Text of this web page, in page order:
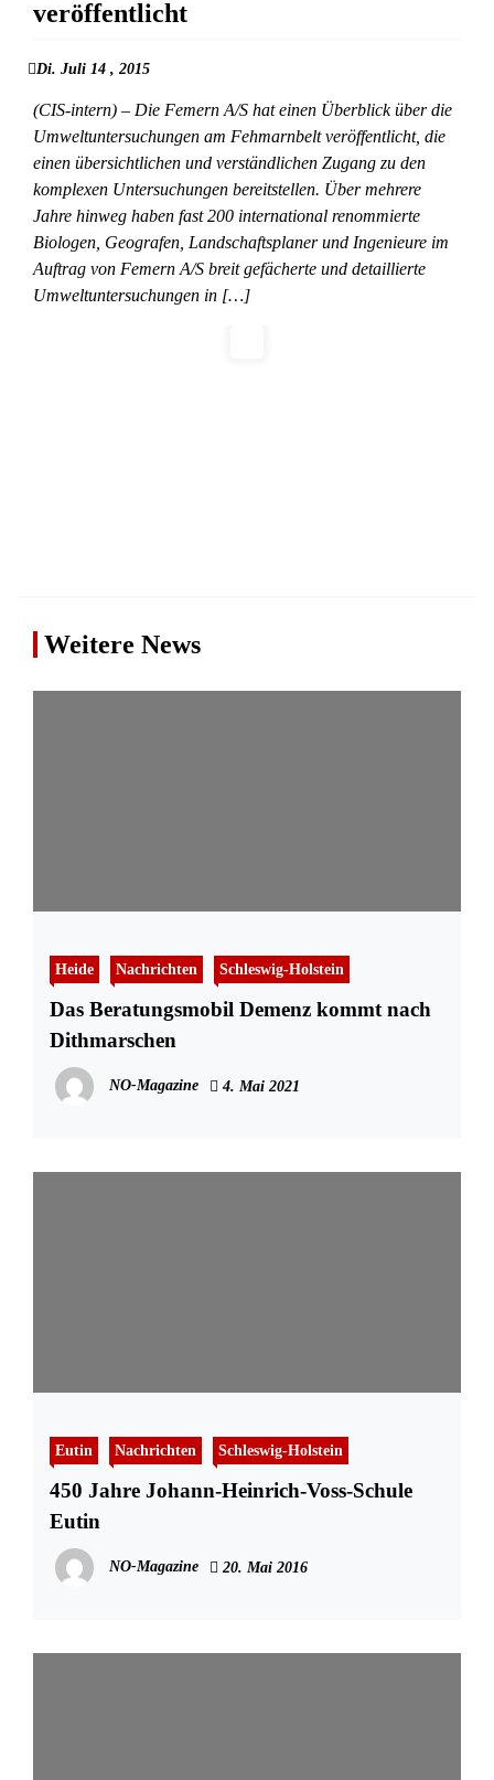
veröffentlicht
Di. Juli 14 , 2015
(CIS-intern) – Die Femern A/S hat einen Überblick über die
Umweltuntersuchungen am Fehmarnbelt veröffentlicht, die
einen übersichtlichen und verständlichen Zugang zu den
komplexen Untersuchungen bereitstellen. Über mehrere
Jahre hinweg haben fast 200 international renommierte
Biologen, Geografen, Landschaftsplaner und Ingenieure im
Auftrag von Femern A/S breit gefächerte und detaillierte
Umweltuntersuchungen in […]
Weitere News
Heide Nachrichten Schleswig-Holstein
Das Beratungsmobil Demenz kommt nach
Dithmarschen
NO-Magazine 4. Mai 2021
Eutin Nachrichten Schleswig-Holstein
450 Jahre Johann-Heinrich-Voss-Schule
Eutin
NO-Magazine 20. Mai 2016